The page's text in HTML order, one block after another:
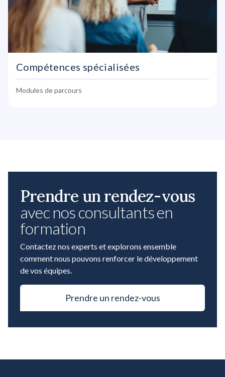
Compétences spécialisées
Modules de parcours
Prendre un rendez-vous
avec nos consultants en
formation
Contactez nos experts et explorons ensemble
comment nous pouvons renforcer le développement
de vos équipes.
Prendre un rendez-vous